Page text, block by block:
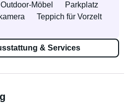
Outdoor-Möbel
Parkplatz
Teppich für Vorzelt
& Services